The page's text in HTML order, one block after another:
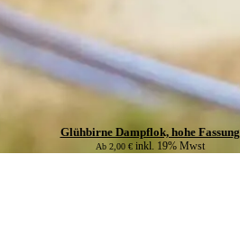
Glühbirne Dampflok, hohe Fassung
Ab 2,00 € inkl. 19% Mwst